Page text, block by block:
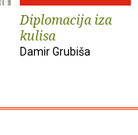
Diplomacija iza
kulisa
Damir Grubiša